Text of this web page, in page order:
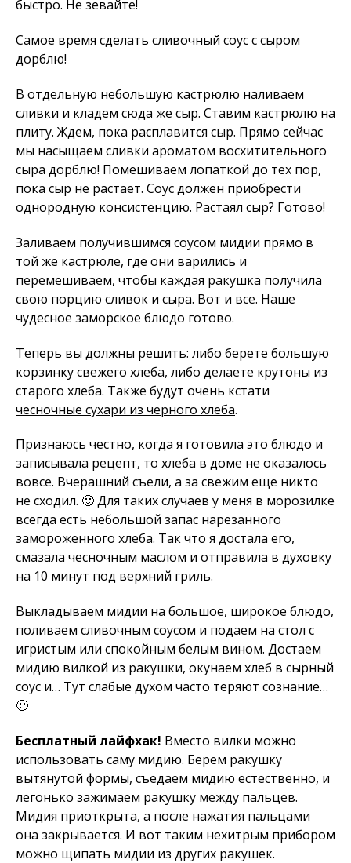
быстро. Не зевайте!
Самое время сделать сливочный соус с сыром
дорблю!
В отдельную небольшую кастрюлю наливаем
сливки и кладем сюда же сыр. Ставим кастрюлю на
плиту. Ждем, пока расплавится сыр. Прямо сейчас
мы насыщаем сливки ароматом восхитительного
сыра дорблю! Помешиваем лопаткой до тех пор,
пока сыр не растает. Соус должен приобрести
однородную консистенцию. Растаял сыр? Готово!
Заливаем получившимся соусом мидии прямо в
той же кастрюле, где они варились и
перемешиваем, чтобы каждая ракушка получила
свою порцию сливок и сыра. Вот и все. Наше
чудесное заморское блюдо готово.
Теперь вы должны решить: либо берете большую
корзинку свежего хлеба, либо делаете крутоны из
старого хлеба. Также будут очень кстати
чесночные сухари из черного хлеба.
Признаюсь честно, когда я готовила это блюдо и
записывала рецепт, то хлеба в доме не оказалось
вовсе. Вчерашний съели, а за свежим еще никто
не сходил. 🙂 Для таких случаев у меня в морозилке
всегда есть небольшой запас нарезанного
замороженного хлеба. Так что я достала его,
смазала чесночным маслом и отправила в духовку
на 10 минут под верхний гриль.
Выкладываем мидии на большое, широкое блюдо,
поливаем сливочным соусом и подаем на стол с
игристым или спокойным белым вином. Достаем
мидию вилкой из ракушки, окунаем хлеб в сырный
соус и… Тут слабые духом часто теряют сознание…
🙂
Бесплатный лайфхак! Вместо вилки можно
использовать саму мидию. Берем ракушку
вытянутой формы, съедаем мидию естественно, и
легонько зажимаем ракушку между пальцев.
Мидия приоткрыта, а после нажатия пальцами
она закрывается. И вот таким нехитрым прибором
можно щипать мидии из других ракушек.